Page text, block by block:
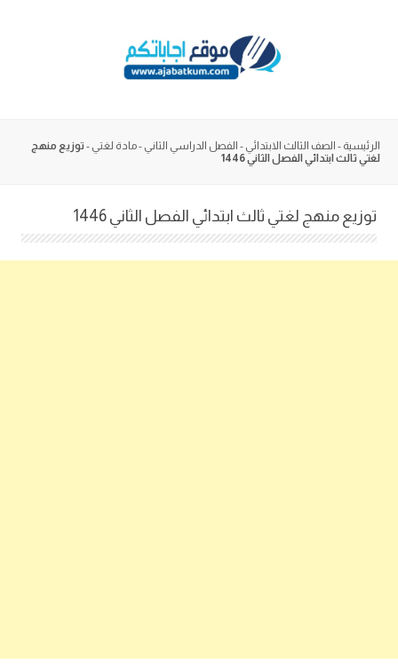
الرئيسية - الصف الثالث الابتدائي - الفصل الدراسي الثاني -مادة لغتي - توزيع منهج
لغتي ثالث ابتدائي الفصل الثاني 1446
توزيع منهج لغتي ثالث ابتدائي الفصل الثاني 1446